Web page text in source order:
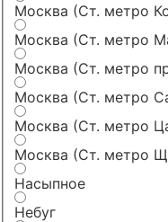
Москва (Ст. метро
Москва (Ст. метро
Москва (Ст. метро
Москва (Ст. метро
Москва (Ст. метро
Москва (Ст. метро
Насыпное
Небуг